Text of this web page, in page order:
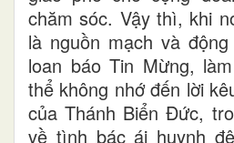
chăm sóc. Vậy thì, khi
là nguồn mạch và
loan báo Tin Mừng,
thể không nhớ đến lời
của Thánh Biển Đức,
về tình bác ái huynh